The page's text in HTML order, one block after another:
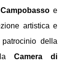
e
artistica e
Camera di